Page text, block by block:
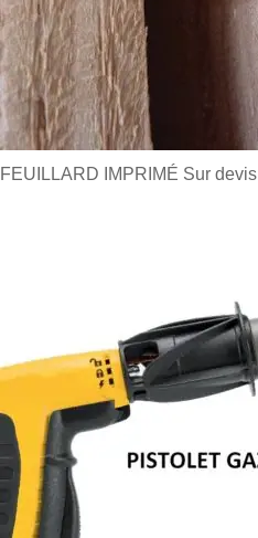
FEUILLARD IMPRIMÉ Sur devis